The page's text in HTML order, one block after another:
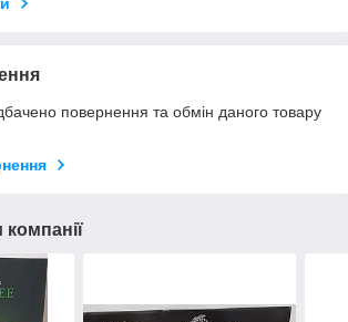
повернення та обмін даного товару
компанії